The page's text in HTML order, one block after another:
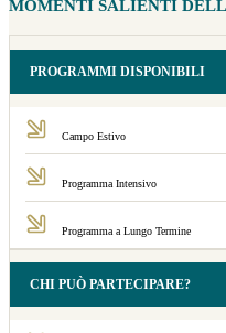
MOMENTI SALIENTI
PROGRAMMI DISPONIBILI
Campo Estivo
Programma Intensivo
Programma a Lungo Termine
CHI PUÒ PARTECIPARE?